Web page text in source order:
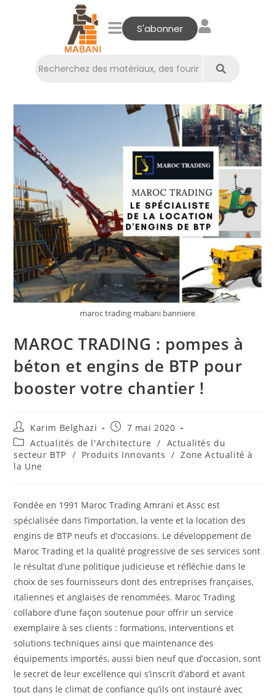
S'abonner
maroc trading mabani banniere
MAROC TRADING : pompes à
béton et engins de BTP pour
booster votre chantier !
Karim Belghazi
7 mai 2020
Actualités de l'Architecture
/ Actualités du
secteur BTP / Produits Innovants / Zone Actualité à
la Une
Fondée en 1991 Maroc Trading Amrani et Assc est
spécialisée dans l’importation, la vente et la location des
engins de BTP neufs et d’occasions. Le développement de
Maroc Trading et la qualité progressive de ses services sont
le résultat d’une politique judicieuse et réfléchie dans le
choix de ses fournisseurs dont des entreprises françaises,
italiennes et anglaises de renommées. Maroc Trading
collabore d’une façon soutenue pour offrir un service
exemplaire à ses clients : formations, interventions et
solutions techniques ainsi que maintenance des
équipements importés, aussi bien neuf que d’occasion, sont
le secret de leur excellence qui s’inscrit d’abord et avant
tout dans le climat de confiance qu’ils ont instauré avec